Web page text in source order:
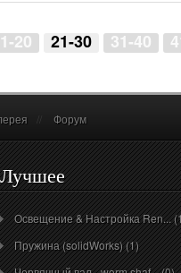
20 21-30 31-40
Форум
Лучшее
Освещение & Настройка Ren...
Пружина (solidWorks) (1)